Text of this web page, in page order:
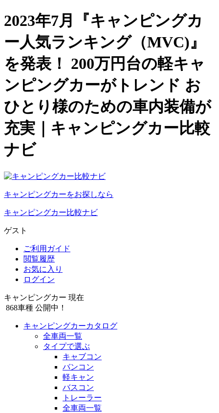
2023年7月『キャンピングカ
ー人気ランキング（MVC)』
を発表！ 200万円台の軽キャ
ンピングカーがトレンド お
ひとり様のための車内装備が
充実｜キャンピングカー比較
ナビ
キャンピングカーをお探しなら
キャンピングカー比較ナビ
ゲスト
ご利用ガイド
閲覧履歴
お気に入り
ログイン
キャンピングカー 現在
868車種 公開中！
キャンピングカーカタログ
全車両一覧
タイプで選ぶ
キャブコン
バンコン
軽キャン
バスコン
トレーラー
全車両一覧